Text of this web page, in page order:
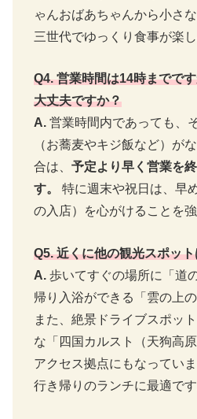
ゃんおばあちゃんから小さ
三世代でゆっくり食事が楽
Q4. 営業時間は14時までで
大丈夫ですか？
A. 営業時間内であっても、
（お蕎麦やキジ飯など）が
合は、 予定より早く営業を
す。
特に週末や祝日は、早
の入店）を心がけることを
Q5. 近くに他の観光スポッ
A. 歩いてすぐの場所に「道
帰り入浴ができる「雲の上
また、絶景ドライブスポッ
な「四国カルスト（天狗高
アクセス拠点にもなってい
行き帰りのランチに最適です